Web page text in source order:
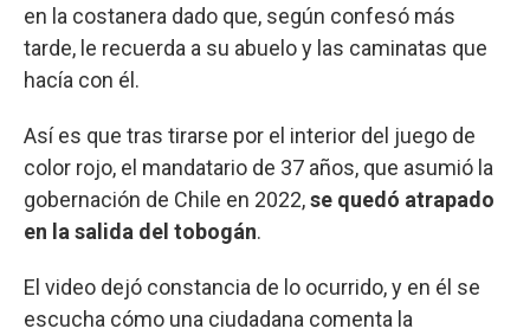
en la costanera dado que, según confesó más
tarde, le recuerda a su abuelo y las caminatas que
hacía con él.
Así es que tras tirarse por el interior del juego de
color rojo, el mandatario de 37 años, que asumió la
gobernación de Chile en 2022,se quedó atrapado
en la salida del tobogán.
El video dejó constancia de lo ocurrido, y en él se
escucha cómo una ciudadana comenta la